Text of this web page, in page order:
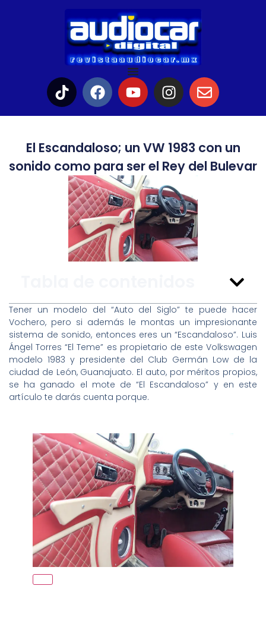
El Escandaloso; un VW 1983 con un
sonido como para ser el Rey del Bulevar
Tener un modelo del “Auto del Siglo” te puede hacer
Vochero, pero si además le montas un impresionante
sistema de sonido, entonces eres un “Escandaloso”. Luis
Ángel Torres “El Teme” es propietario de este Volkswagen
modelo 1983 y presidente del Club Germán Low de la
ciudad de León, Guanajuato. El auto, por méritos propios,
se ha ganado el mote de “El Escandaloso” y en este
artículo te darás cuenta porque.